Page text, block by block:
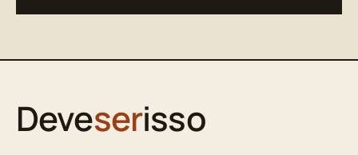
Deveserisso